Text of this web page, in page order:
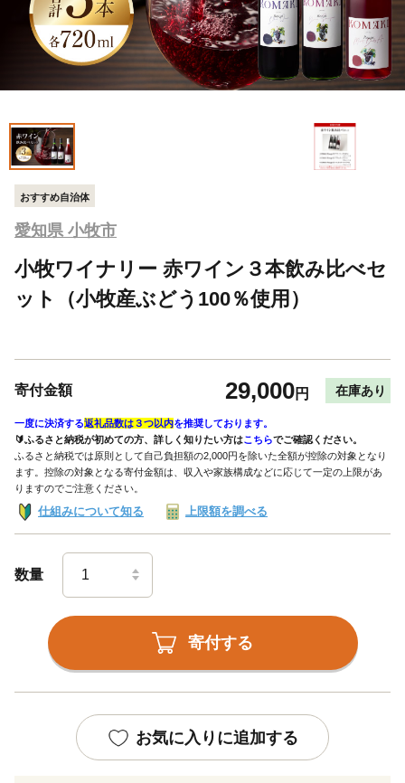
おすすめ自治体
愛知県 小牧市
小牧ワイナリー 赤ワイン３本飲み比べセ
ット（小牧産ぶどう100％使用）
寄付金額 29,000円 在庫あり
一度に決済する返礼品数は３つ以内を推奨しております。
🔰ふるさと納税が初めての方、詳しく知りたい方はこちらでご確認ください。
ふるさと納税では原則として自己負担額の2,000円を除いた全額が控除の対象となり
ます。控除の対象となる寄付金額は、収入や家族構成などに応じて一定の上限があ
りますのでご注意ください。
仕組みについて知る 上限額を調べる
数量
寄付する
お気に入りに追加する